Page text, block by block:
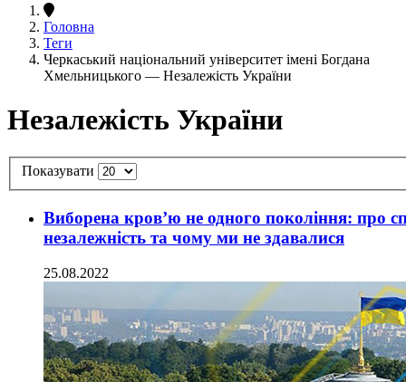
Головна
Теги
Черкаський національний університет імені Богдана
Хмельницького — Незалежість України
Незалежість України
Показувати
Виборена кров’ю не одного покоління: про
незалежність та чому ми не здавалися
25.08.2022